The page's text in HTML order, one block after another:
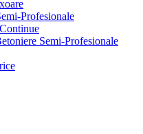
Profesionale
Semi-Profesionale